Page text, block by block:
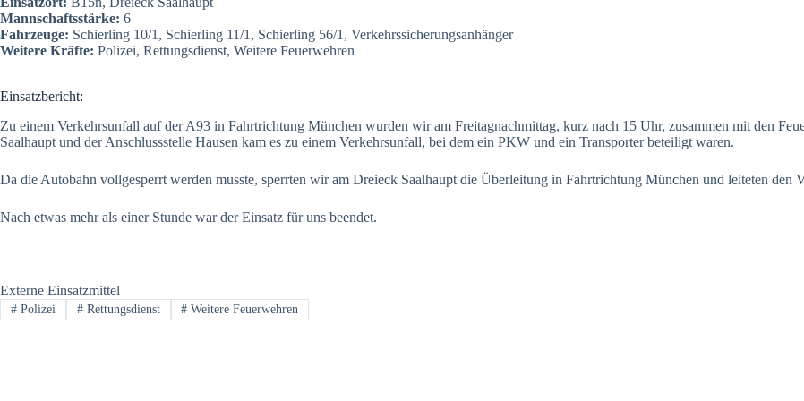
Mann­schafts­stär­ke: 6
Fahr­zeu­ge: Schier­ling 10/1, Schier­ling 11/1, Schier­ling 56/1, Ver­kehrs­si­che­rungs­an­hän­ger
Wei­te­re Kräf­te: Poli­zei, Ret­tungs­dienst, Wei­te­re Feu­er­weh­ren
Ein­satz­be­richt:
Zu einem Ver­kehrs­un­fall auf der A93 in Fahrt­rich­tung Mün­chen wur­den wir am Frei­tag­nach­mit­tag, kurz nach 15 Uhr, zusam­men mit den
Saal­haupt und der Anschluss­stel­le Hau­sen kam es zu einem Ver­kehrs­un­fall, bei dem ein PKW und ein Trans­por­ter betei­ligt waren.
Da die Auto­bahn voll­ge­sperrt wer­den muss­te, sperr­ten wir am Drei­eck Saal­haupt die Über­lei­tung in Fahrt­rich­tung Mün­chen und lei­te­ten den
Nach etwas mehr als einer Stun­de war der Ein­satz für uns been­det.
Externe Einsatzmittel
#Polizei #Rettungsdienst # Weitere Feuerwehren